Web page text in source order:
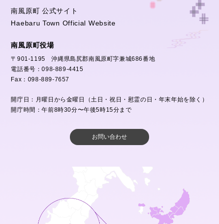
南風原町 公式サイト
Haebaru Town Official Website
南風原町役場
〒901-1195 沖縄県島尻郡南風原町字兼城686番地
電話番号：098-889-4415
Fax：098-889-7657
開庁日：月曜日から金曜日（土日・祝日・慰霊の日・年末年始を除く）
開庁時間：午前8時30分〜午後5時15分まで
お問い合わせ